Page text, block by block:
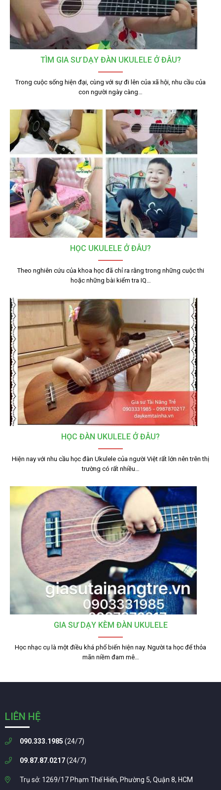
TÌM GIA SƯ DẠY ĐÀN UKULELE Ở ĐÂU?
Trong cuộc sống hiện đại, cùng với sự đi lên của xã hội, nhu cầu của
con người ngày càng…
HỌC UKULELE Ở ĐÂU?
Theo nghiên cứu của khoa học đã chỉ ra rằng trong những cuộc thi
hoặc những bài kiểm tra IQ…
HỌC ĐÀN UKULELE Ở ĐÂU?
Hiện nay với nhu cầu học đàn Ukulele của người Việt rất lớn nên trên thị
trường có rất nhiều…
GIA SƯ DẠY KÈM ĐÀN UKULELE
Học nhạc cụ là một điều khá phổ biến hiện nay. Người ta học để thỏa
mãn niềm đam mê…
LIÊN HỆ
090.333.1985 (24/7)
09.87.87.0217(24/7)
Trụ sở: 1269/17 Phạm Thế Hiển, Phường 5, Quận 8, HCM